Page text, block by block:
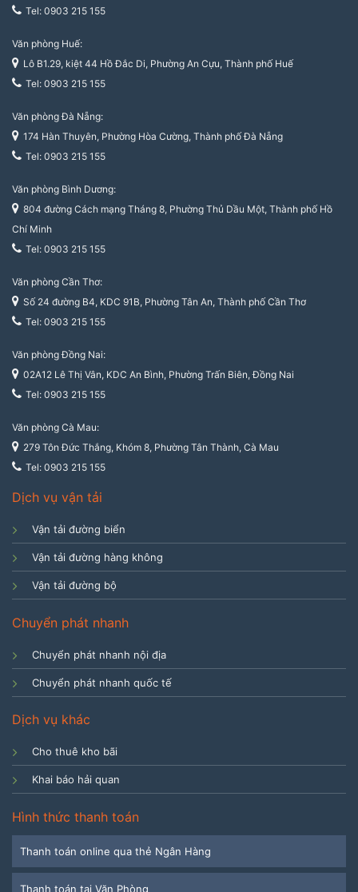
Tel: 0903 215 155
Văn phòng Huế:
Lô B1.29, kiệt 44 Hồ Đắc Di, Phường An Cựu, Thành phố Huế
Tel: 0903 215 155
Văn phòng Đà Nẵng:
174 Hàn Thuyên, Phường Hòa Cường, Thành phố Đà Nẵng
Tel: 0903 215 155
Văn phòng Bình Dương:
804 đường Cách mạng Tháng 8, Phường Thủ Dầu Một, Thành phố Hồ
Chí Minh
Tel: 0903 215 155
Văn phòng Cần Thơ:
Số 24 đường B4, KDC 91B, Phường Tân An, Thành phố Cần Thơ
Tel: 0903 215 155
Văn phòng Đồng Nai:
02A12 Lê Thị Vân, KDC An Bình, Phường Trấn Biên, Đồng Nai
Tel: 0903 215 155
Văn phòng Cà Mau:
279 Tôn Đức Thắng, Khóm 8, Phường Tân Thành, Cà Mau
Tel: 0903 215 155
Dịch vụ vận tải
Vận tải đường biển
Vận tải đường hàng không
Vận tải đường bộ
Chuyển phát nhanh
Chuyển phát nhanh nội địa
Chuyển phát nhanh quốc tế
Dịch vụ khác
Cho thuê kho bãi
Khai báo hải quan
Hình thức thanh toán
Thanh toán online qua thẻ Ngân Hàng
Thanh toán tại Văn Phòng